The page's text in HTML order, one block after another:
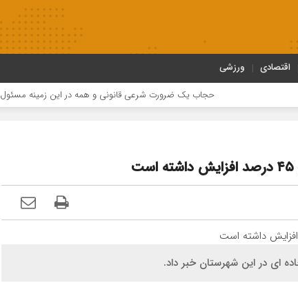
اقتصادی ورزشی
حجاب یک ضرورت شرعی قانونی و همه در این زمینه مسئول هستند